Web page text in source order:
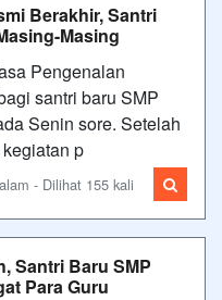
Berakhir, Santri
Masing
Pengenalan
santri baru SMP
Senin sore. Setelah
p
- Dilihat 155 kali
Santri Baru SMP
Para Guru